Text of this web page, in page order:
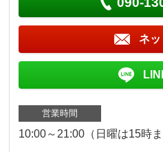
ネ
営業時間
10:00～21:00（日曜は15時ま